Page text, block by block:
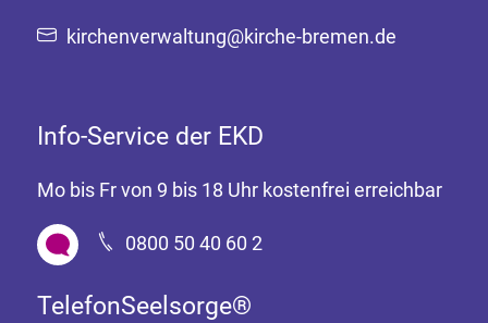
kirchenverwaltung@kirche-bremen.de
Info-Service der EKD
Mo bis Fr von 9 bis 18 Uhr kostenfrei erreichbar
0800 50 40 60 2
TelefonSeelsorge®